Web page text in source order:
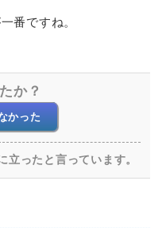
番ですね。
か？
かった
ったと言っています。